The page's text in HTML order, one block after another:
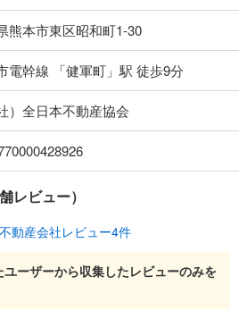
熊本市東区昭和町1-30
電幹線 「健軍町」駅 徒歩9分
）全日本不動産協会
レビュー）
不動産会社レビュー4件
ーザーから収集したレビューのみを